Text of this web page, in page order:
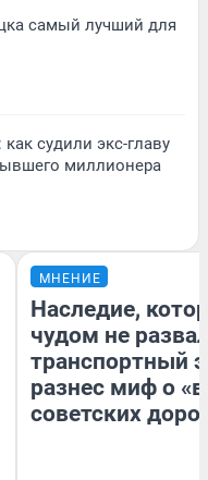
самый лучший для
судили экс-главу
миллионера
МНЕНИЕ
Наследие,
чудом не
транспортный
разнес миф о
советских